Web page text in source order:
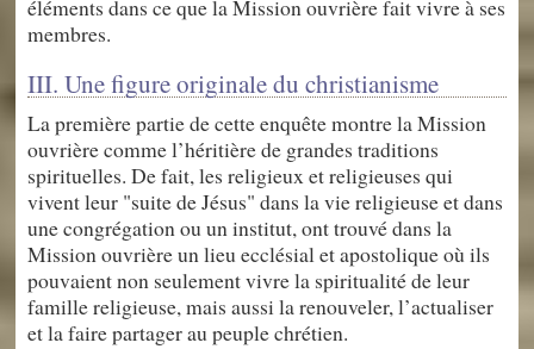
éléments dans ce que la Mission ouvrière fait vivre à ses
membres.
III. Une figure originale du christianisme
La première partie de cette enquête montre la Mission
ouvrière comme l’héritière de grandes traditions
spirituelles. De fait, les religieux et religieuses qui
vivent leur "suite de Jésus" dans la vie religieuse et dans
une congrégation ou un institut, ont trouvé dans la
Mission ouvrière un lieu ecclésial et apostolique où ils
pouvaient non seulement vivre la spiritualité de leur
famille religieuse, mais aussi la renouveler, l’actualiser
et la faire partager au peuple chrétien.